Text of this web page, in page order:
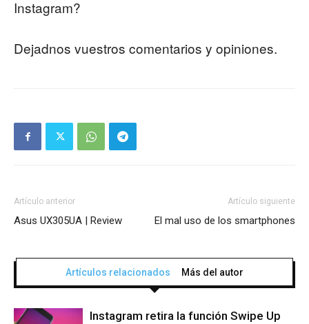
Instagram?
Dejadnos vuestros comentarios y opiniones.
Artículo anterior
Asus UX305UA | Review
Artículo siguiente
El mal uso de los smartphones
Artículos relacionados Más del autor
Instagram retira la función Swipe Up